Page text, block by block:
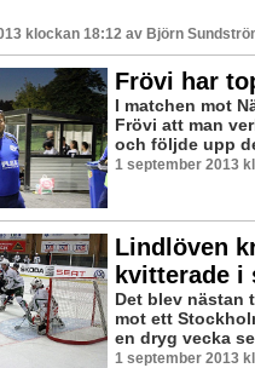
klockan 18:12 av Björn
Frövi har
I matchen mot
Frövi att man
och följde upp
1 september 2013
Lindlöven
kvitterade i
Det blev nästan
mot ett
en dryg vecka
1 september 2013